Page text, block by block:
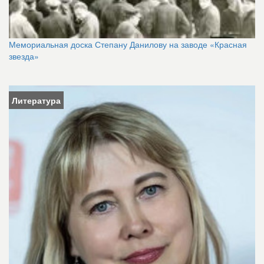
Мемориальная доска Степану Данилову на заводе «Красная
звезда»
Литература